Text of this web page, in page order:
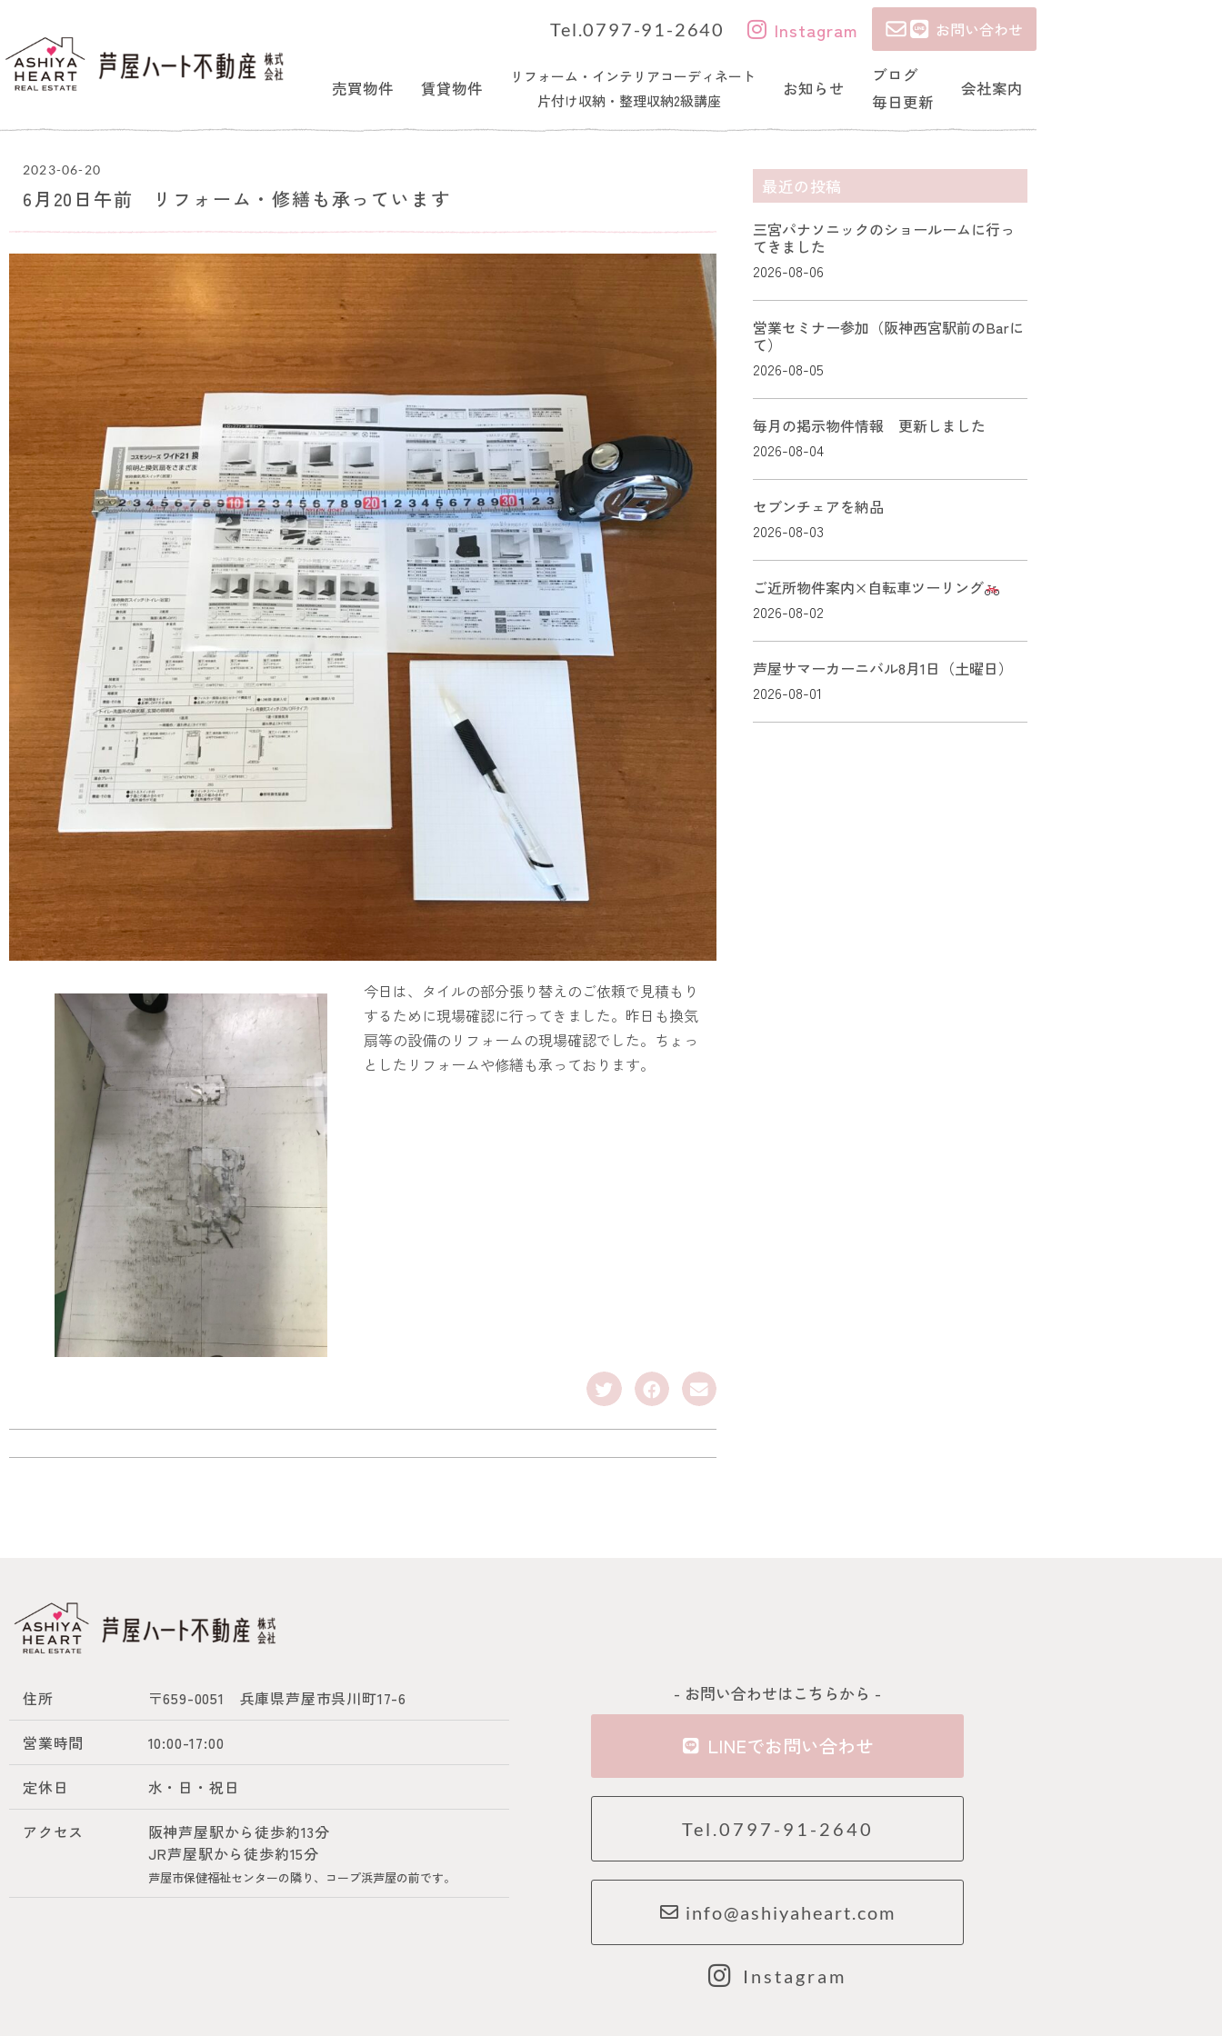
Tel.0797-91-2640 Instagram お問い合わせ
売買物件 賃貸物件
リフォーム・インテリアコーディネート
片付け収納・整理収納2級講座
お知らせ
ブログ
毎日更新
会社案内
2023-06-20
6月20日午前 リフォーム・修繕も承っています
今日は、タイルの部分張り替えのご依頼で見積もり
するために現場確認に行ってきました。昨日も換気
扇等の設備のリフォームの現場確認でした。ちょっ
としたリフォームや修繕も承っております。
最近の投稿
三宮パナソニックのショールームに行っ
てきました
2026-08-06
営業セミナー参加（阪神西宮駅前のBarに
て）
2026-08-05
毎月の掲示物件情報 更新しました
2026-08-04
セブンチェアを納品
2026-08-03
ご近所物件案内×自転車ツーリング
2026-08-02
芦屋サマーカーニバル8月1日（土曜日）
2026-08-01
住所 〒659-0051 兵庫県芦屋市呉川町17-6
営業時間 10:00-17:00
定休日 水・日・祝日
アクセス
阪神芦屋駅から徒歩約13分
JR芦屋駅から徒歩約15分
芦屋市保健福祉センターの隣り、コープ浜芦屋の前です。
- お問い合わせはこちらから -
LINEでお問い合わせ
Tel.0797-91-2640
info@ashiyaheart.com
Instagram